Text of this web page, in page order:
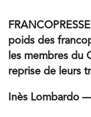
poids des
les membres du
reprise de leurs
Inès Lombardo